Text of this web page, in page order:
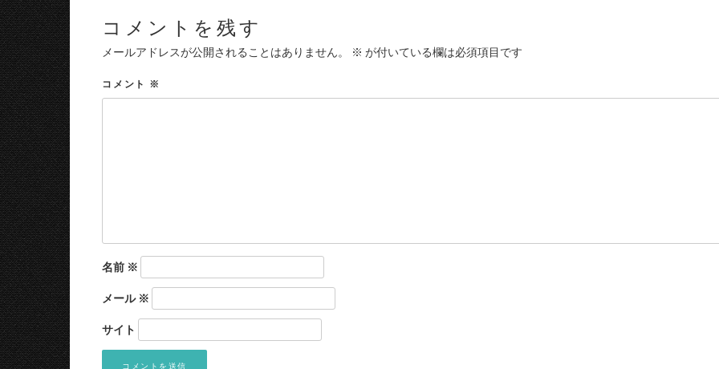
コメントを残す
メールアドレスが公開されることはありません。 ※ が付いている欄は必須項目です
コメント ※
名前 ※
メール※
サイト